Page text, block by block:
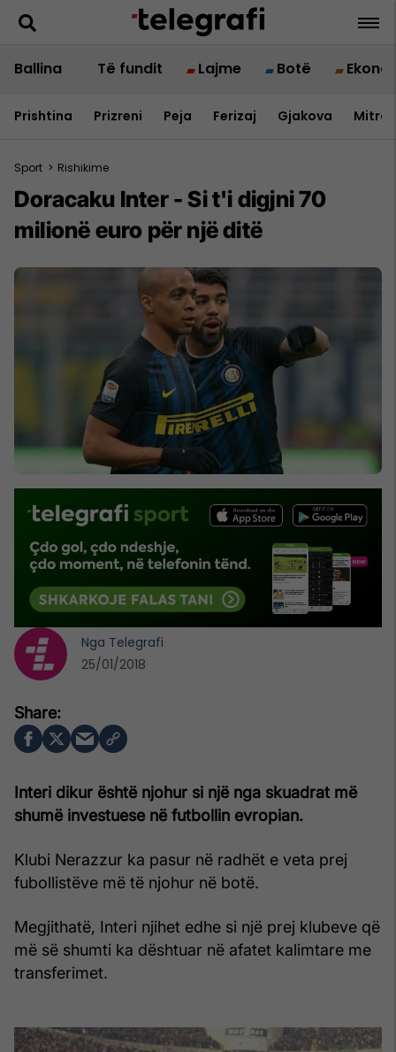
Ballina Të fundit Lajme Botë
Prishtina Prizreni Peja Ferizaj Gjakova
Sport > Rishikime
Doracaku Inter - Si t'i digjni 70
milionë euro për një ditë
Interi dikur është njohur si një nga skuadrat më
shumë investuese në futbollin evropian.
Klubi Nerazzur ka pasur në radhët e veta prej
fubollistëve më të njohur në botë.
Megjithatë, Interi njihet edhe si një prej klubeve që
më së shumti ka dështuar në afatet kalimtare me
transferimet.
Nga Telegrafi
25/01/2018